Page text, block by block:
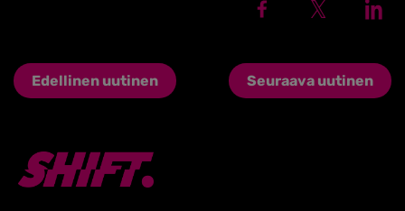
Edellinen uutinen Seuraava uutinen